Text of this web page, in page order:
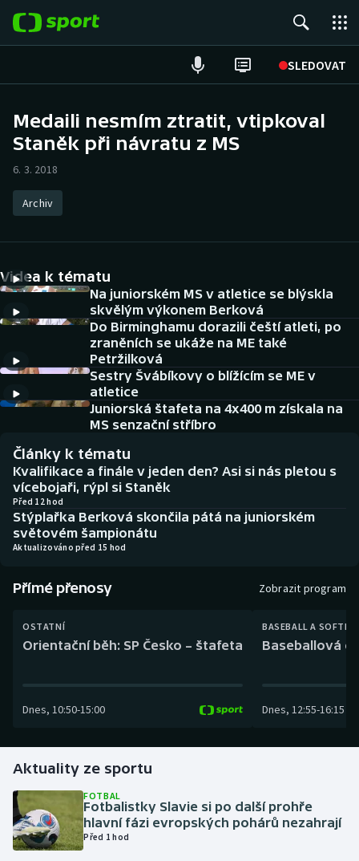
SLEDOVAT
Hokej
Atletika
DALŠÍ SPORTY
Americký fotbal
Baseball a softbal
Basketbal
Biatlon
Boby a skeleton
Box
Florbal
Golf
Házená
Jezdectví
NEPŘEHLÉDNĚTE
Soutěže
Historické návraty
Aplikace ČT sport
AZ kvíz
Medaili nesmím ztratit, vtipkoval
Staněk při návratu z MS
6. 3. 2018
Archiv
Videa k tématu
Na juniorském MS v atletice se blýskla
skvělým výkonem Berková
Do Birminghamu dorazili čeští atleti, po
zraněních se ukáže na ME také
Petržilková
Sestry Švábíkovy o blížícím se ME v
atletice
Juniorská štafeta na 4x400 m získala na
MS senzační stříbro
Články k tématu
Kvalifikace a finále v jeden den? Asi si nás pletou s
vícebojaři, rýpl si Staněk
Před 12 hod
Stýplařka Berková skončila pátá na juniorském
světovém šampionátu
Aktualizováno před 15 hod
Přímé přenosy Zobrazit program
OSTATNÍ
Orientační běh: SP Česko – štafeta
Dnes, 10:50-15:00
BASEBALL A
Baseballová
Dnes, 12:55-16:15
Aktuality ze sportu
FOTBAL
Fotbalistky Slavie si po další prohře
hlavní fázi evropských pohárů nezahrají
Před 1 hod